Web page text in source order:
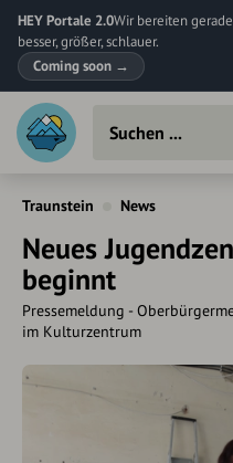
HEY Portale 2.0Wir bereiten
besser, größer, schlauer.
Coming soon →
Traunstein News
Neues
beginnt
Pressemeldung -
im Kulturzentrum